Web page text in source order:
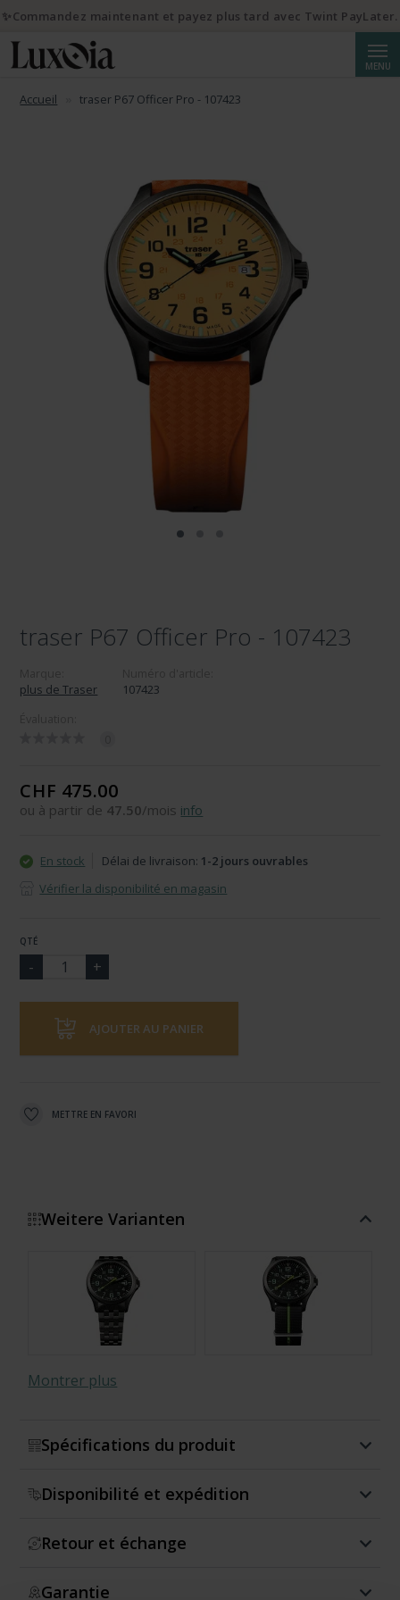
MENU
Accueil traser P67 Officer Pro - 107423
traser P67 Officer Pro - 107423
plus de Traser
107423
CHF 475.00
ou à partir de 47.50/mois info
En stock Délai de livraison: 1-2 jours ouvrables
Vérifier la disponibilité en magasin
QTÉ
AJOUTER AU PANIER
METTRE EN FAVORI
Weitere Varianten
Montrer plus
Spécifications du produit
Disponibilité et expédition
Retour et échange
Garantie
✨Commandez maintenant et payez plus tard avec Twint PayLater.